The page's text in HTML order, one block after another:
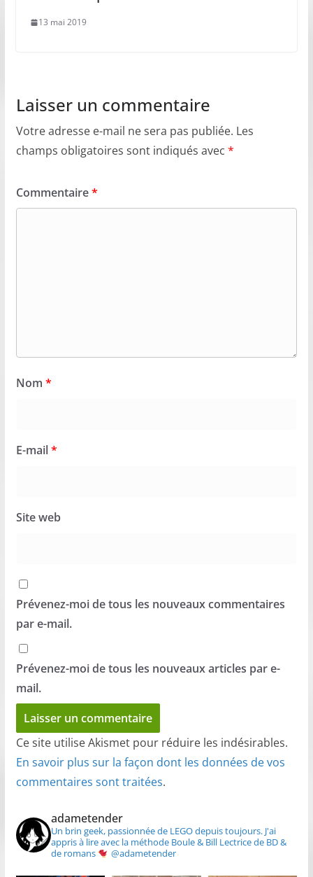
13 mai 2019
Laisser un commentaire
Votre adresse e-mail ne sera pas publiée. Les
champs obligatoires sont indiqués avec *
Commentaire*
Nom *
E-mail*
Site web
Prévenez-moi de tous les nouveaux commentaires
par e-mail.
Prévenez-moi de tous les nouveaux articles par e-
mail.
Ce site utilise Akismet pour réduire les indésirables.
En savoir plus sur la façon dont les données de vos
commentaires sont traitées.
adametender
Un brin geek, passionnée de LEGO depuis toujours.J'ai
appris à lire avec la méthode Boule & Bill Lectrice de BD &
de romans
@adametender